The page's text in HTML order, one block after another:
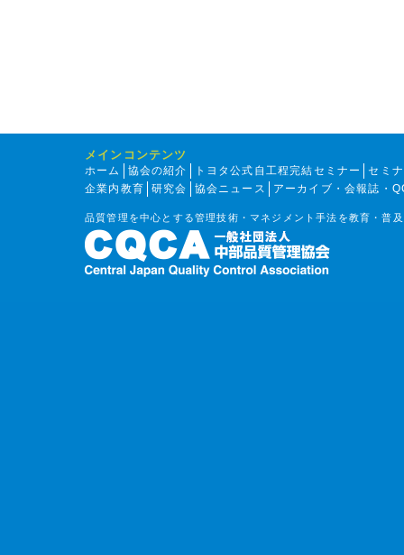
メインコンテンツ
ホーム 協会の紹介 トヨタ公式自工程完結セミナー
セミ
企業内教育
研究会 協会ニュース アーカイブ・会報誌・
品質管理を中心とする管理技術・マネジメント手法を教育・普